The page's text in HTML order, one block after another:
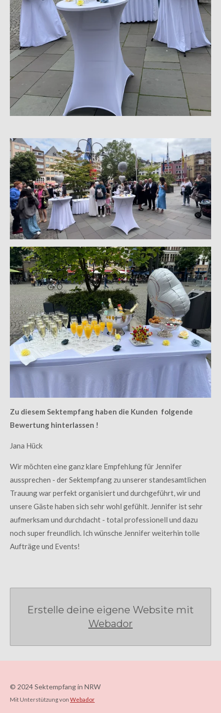
Zu diesem Sektempfang haben die Kunden folgende
Bewertung hinterlassen !
Jana Hück
Wir möchten eine ganz klare Empfehlung für Jennifer
aussprechen - der Sektempfang zu unserer standesamtlichen
Trauung war perfekt organisiert und durchgeführt, wir und
unsere Gäste haben sich sehr wohl gefühlt. Jennifer ist sehr
aufmerksam und durchdacht - total professionell und dazu
noch super freundlich. Ich wünsche Jennifer weiterhin tolle
Aufträge und Events!
Erstelle deine eigene Website mit
Webador
© 2024 Sektempfang in NRW
Mit Unterstützung von Webador